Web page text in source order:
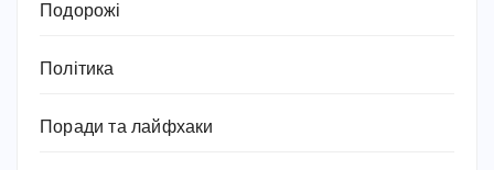
Подорожі
Політика
Поради та лайфхаки